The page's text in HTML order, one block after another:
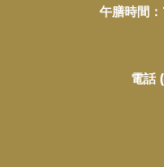
午膳時間
電話